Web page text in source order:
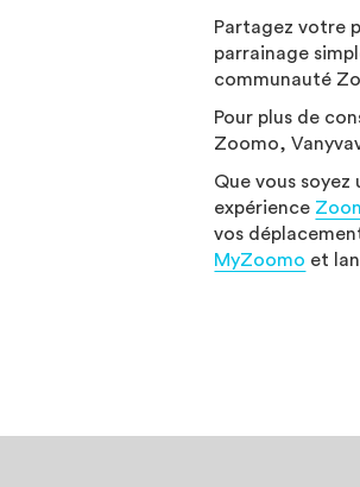
Partagez votre
parrainage
communauté
Pour plus de
Zoomo,
Que vous
expérience
vos
MyZoomo et